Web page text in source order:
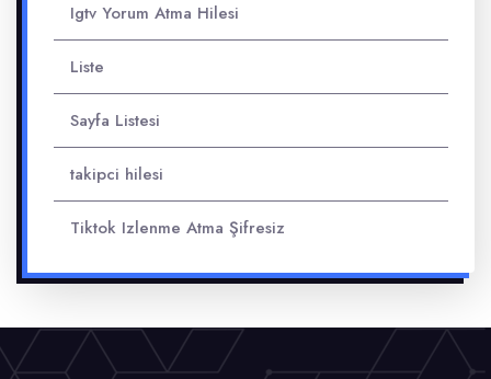
Igtv Yorum Atma Hilesi
Liste
Sayfa Listesi
takipci hilesi
Tiktok Izlenme Atma Şifresiz